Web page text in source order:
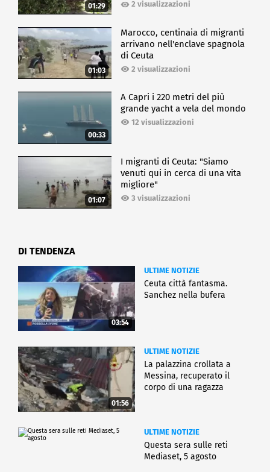
01:29 2 visualizzazioni
01:03
Marocco, centinaia di migranti
arrivano nell'enclave spagnola
di Ceuta
2 visualizzazioni
00:33
A Capri i 220 metri del più
grande yacht a vela del mondo
12 visualizzazioni
01:07
I migranti di Ceuta: "Siamo
venuti qui in cerca di una vita
migliore"
3 visualizzazioni
DI TENDENZA
03:54
ULTIME NOTIZIE
Ceuta città fantasma.
Sanchez nella bufera
01:56
ULTIME NOTIZIE
La palazzina crollata a
Messina, recuperato il
corpo di una ragazza
ULTIME NOTIZIE
Questa sera sulle reti
Mediaset, 5 agosto